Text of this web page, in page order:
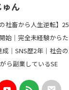
ゅん
社畜から人生逆転】25
始｜完全未経験からた
｜SNS歴2年｜社会の
ら副業しているSE